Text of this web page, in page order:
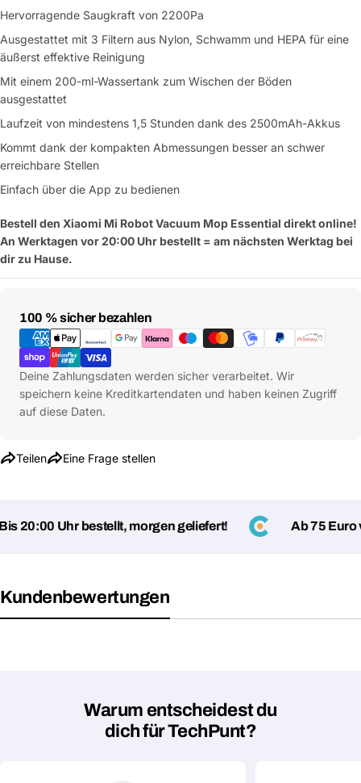
Hervorragende Saugkraft von 2200Pa
Ausgestattet mit 3 Filtern aus Nylon, Schwamm und HEPA für eine
äußerst effektive Reinigung
Mit einem 200-ml-Wassertank zum Wischen der Böden
ausgestattet
Laufzeit von mindestens 1,5 Stunden dank des 2500mAh-Akkus
Kommt dank der kompakten Abmessungen besser an schwer
erreichbare Stellen
Einfach über die App zu bedienen
Bestell den Xiaomi Mi Robot Vacuum Mop Essential direkt online!
An Werktagen vor 20:00 Uhr bestellt = am nächsten Werktag bei
dir zu Hause.
100 % sicher bezahlen
Zahlungsmethoden
Deine Zahlungsdaten werden sicher verarbeitet. Wir
speichern keine Kreditkartendaten und haben keinen Zugriff
auf diese Daten.
Teilen
Teilen
Eine Frage stellen
Mail
Telefon
Nachricht
Mit * markierte Felder sind Pflichtfelder
Frage absenden
20:00 Uhr bestellt, morgen geliefert! Ab 75 Euro
Kundenbewertungen
Warum entscheidest du
dich für TechPunt?